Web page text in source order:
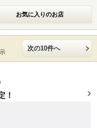
お気に入りのお店
次の10件へ
！